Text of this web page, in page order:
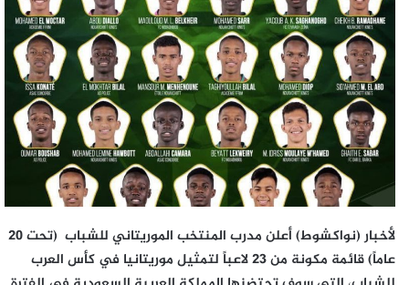
لأخبار (نواكشوط) أعلن مدرب المنتخب الموريتاني للشباب (تحت 20
عاماً) قائمة مكونة من 23 لاعباً لتمثيل موريتانيا في كأس العرب